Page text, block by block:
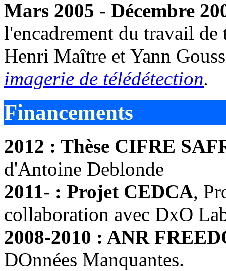
Mars 2005 - Décembre
l'encadrement du travail
Henri Maître et Yann
imagerie de télédétection.
Financements
2012 : Thèse CIFRE
d'Antoine Deblonde
2011- : Projet CEDCA,
collaboration avec DxO
2008-2010 : ANR
DOnnées Manquantes.